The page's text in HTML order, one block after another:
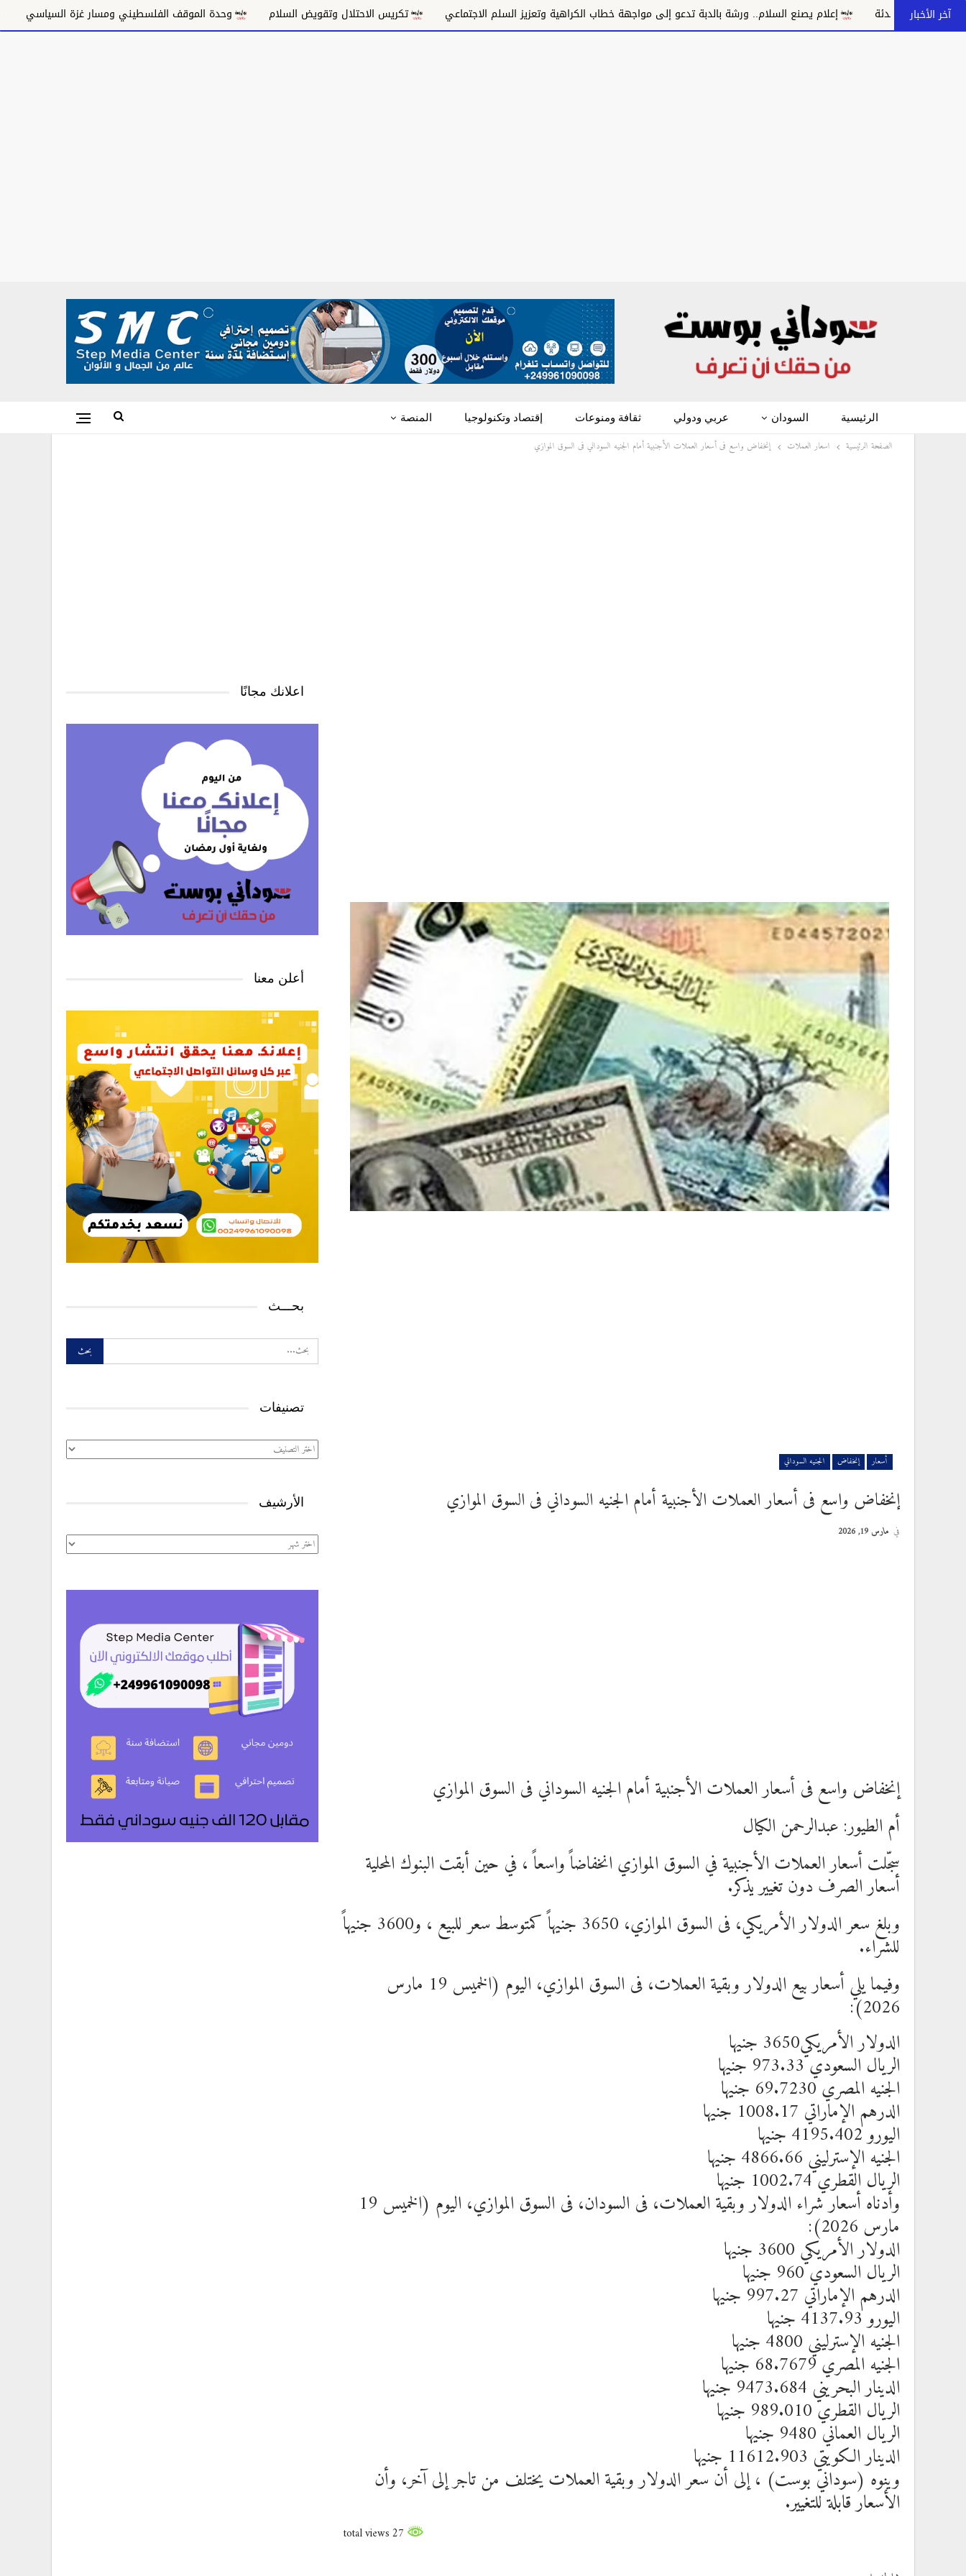
آخر الأخبارإعلام يصنع السلام.. ورشة بالدبة تدعو إلى مواجهة خطاب الكراهية وتعزيز السلم الاجتماعي تكريس الاحتلال وتقويض السلام وحدة الموقف الفلسطيني ومسار غزة السياسي مكانة الغناء
الرئيسية السودان عربي ودولي ثقافة ومنوعات إقتصاد وتكنولوجيا المنصة
الصفحة الرئيسية اسعار العملات إنخفاض واسع فى أسعار العملات الأجنبية أمام الجنيه السوداني فى السوق الموازي
أسعار إنخفاض الجنيه السوداني
إنخفاض واسع فى أسعار العملات الأجنبية أمام الجنيه السوداني فى السوق الموازي
في مارس 19, 2026
إنخفاض واسع فى أسعار العملات الأجنبية أمام الجنيه السوداني فى السوق الموازي
أم الطيور: عبدالرحمن الكيال
سجّلت أسعار العملات الأجنبية في السوق الموازي انخفاضاً واسعاً ، في حين أبقت البنوك المحلية
أسعار الصرف دون تغيير يذكر.
وبلغ سعر الدولار الأمريكي، فى السوق الموازي، 3650 جنيهاً كمتوسط سعر للبيع ، و3600 جنيهاً
للشراء.
وفيما يلي أسعار بيع الدولار وبقية العملات، فى السوق الموازي، اليوم (الخميس 19 مارس
2026):
الدولار الأمريكي3650 جنيها
الريال السعودي 973.33 جنيها
الجنيه المصري 69.7230 جنيها
الدرهم الإماراتي 1008.17 جنيها
اليورو 4195.402 جنيها
الجنيه الإسترليني 4866.66 جنيها
الريال القطري 1002.74 جنيها
وأدناه أسعار شراء الدولار وبقية العملات، فى السودان، فى السوق الموازي، اليوم (الخميس 19
مارس 2026):
الدولار الأمريكي 3600 جنيها
الريال السعودي 960 جنيها
الدرهم الإماراتي 997.27 جنيها
اليورو 4137.93 جنيها
الجنيه الإسترليني 4800 جنيها
الجنيه المصري 68.7679 جنيها
الدينار البحريني 9473.684 جنيها
الريال القطري 989.010 جنيها
الريال العماني 9480 جنيها
الدينار الكويتي 11612.903 جنيها
وينوه (سوداني بوست) ، إلى أن سعر الدولار وبقية العملات يختلف من تاجر إلى آخر، وأن
الأسعار قابلة للتغيير.
اعلانك مجانًا
أعلن معنا
بحـــث
تصنيفات
تصنيفات
الأرشيف
الأرشيف